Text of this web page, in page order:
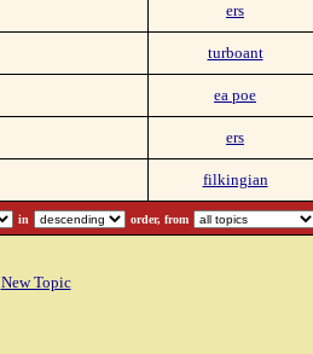
ers
turboant
ea poe
ers
filkingian
in order, from
New Topic